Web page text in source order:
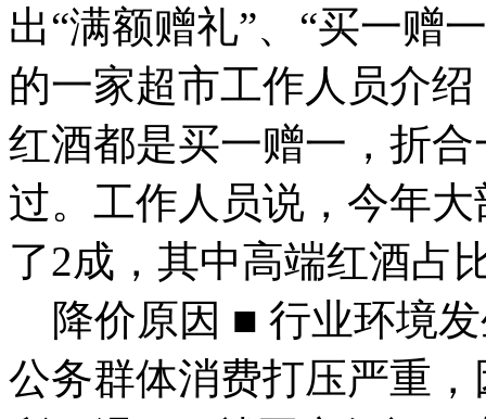
出“满额赠礼”、“买一赠
的一家超市工作人员介
红酒都是买一赠一，折
过。工作人员说，今年
了2成，其中高端红酒占
降价原因 ■ 行业环境
公务群体消费打压严重